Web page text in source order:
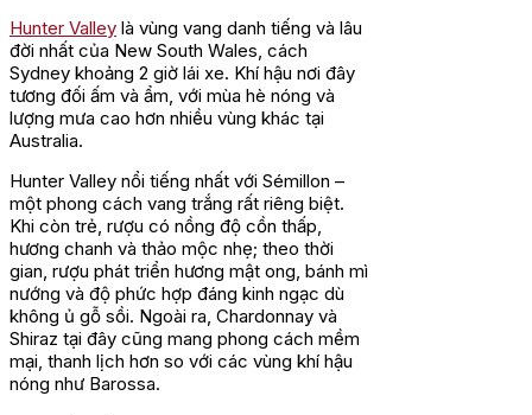
Hunter Valley là vùng vang danh tiếng và lâu
đời nhất của New South Wales, cách
Sydney khoảng 2 giờ lái xe. Khí hậu nơi đây
tương đối ấm và ẩm, với mùa hè nóng và
lượng mưa cao hơn nhiều vùng khác tại
Australia.
Hunter Valley nổi tiếng nhất với Sémillon –
một phong cách vang trắng rất riêng biệt.
Khi còn trẻ, rượu có nồng độ cồn thấp,
hương chanh và thảo mộc nhẹ; theo thời
gian, rượu phát triển hương mật ong, bánh mì
nướng và độ phức hợp đáng kinh ngạc dù
không ủ gỗ sồi. Ngoài ra, Chardonnay và
Shiraz tại đây cũng mang phong cách mềm
mại, thanh lịch hơn so với các vùng khí hậu
nóng như Barossa.